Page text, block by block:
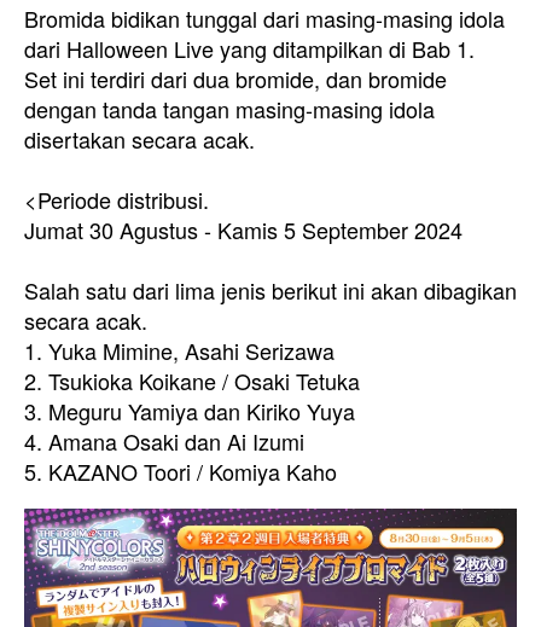
Bromida bidikan tunggal dari masing-masing idola
dari Halloween Live yang ditampilkan di Bab 1.
Set ini terdiri dari dua bromide, dan bromide
dengan tanda tangan masing-masing idola
disertakan secara acak.
<Periode distribusi.
Jumat 30 Agustus - Kamis 5 September 2024
Salah satu dari lima jenis berikut ini akan dibagikan
secara acak.
1. Yuka Mimine, Asahi Serizawa
2. Tsukioka Koikane / Osaki Tetuka
3. Meguru Yamiya dan Kiriko Yuya
4. Amana Osaki dan Ai Izumi
5. KAZANO Toori / Komiya Kaho